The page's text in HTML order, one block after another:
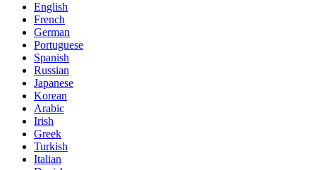
English
French
German
Portuguese
Spanish
Russian
Japanese
Korean
Arabic
Irish
Greek
Turkish
Italian